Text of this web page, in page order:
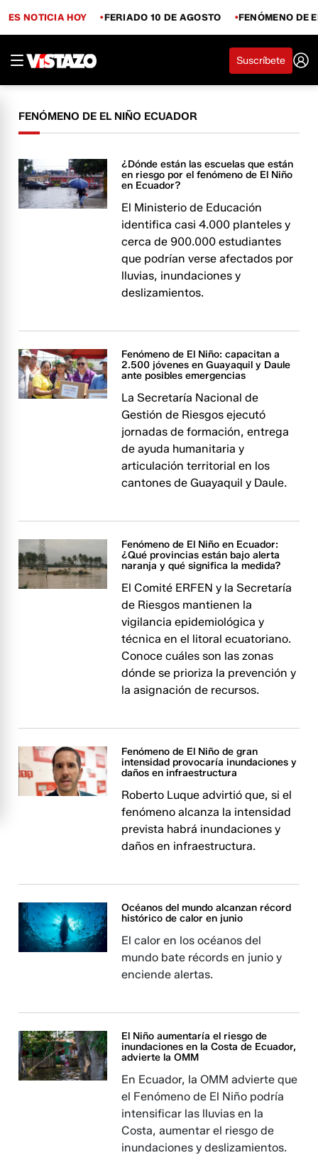
ES NOTICIA HOY FERIADO 10 DE AGOSTO FENÓMENO DE
Suscríbete
FENÓMENO DE EL NIÑO ECUADOR
¿Dónde están las escuelas que están
en riesgo por el fenómeno de El Niño
en Ecuador?
El Ministerio de Educación
identifica casi 4.000 planteles y
cerca de 900.000 estudiantes
que podrían verse afectados por
lluvias, inundaciones y
deslizamientos.
Fenómeno de El Niño: capacitan a
2.500 jóvenes en Guayaquil y Daule
ante posibles emergencias
La Secretaría Nacional de
Gestión de Riesgos ejecutó
jornadas de formación, entrega
de ayuda humanitaria y
articulación territorial en los
cantones de Guayaquil y Daule.
Fenómeno de El Niño en Ecuador:
¿Qué provincias están bajo alerta
naranja y qué significa la medida?
El Comité ERFEN y la Secretaría
de Riesgos mantienen la
vigilancia epidemiológica y
técnica en el litoral ecuatoriano.
Conoce cuáles son las zonas
dónde se prioriza la prevención y
la asignación de recursos.
Fenómeno de El Niño de gran
intensidad provocaría inundaciones y
daños en infraestructura
Roberto Luque advirtió que, si el
fenómeno alcanza la intensidad
prevista habrá inundaciones y
daños en infraestructura.
Océanos del mundo alcanzan récord
histórico de calor en junio
El calor en los océanos del
mundo bate récords en junio y
enciende alertas.
El Niño aumentaría el riesgo de
inundaciones en la Costa de Ecuador,
advierte la OMM
En Ecuador, la OMM advierte que
el Fenómeno de El Niño podría
intensificar las lluvias en la
Costa, aumentar el riesgo de
inundaciones y deslizamientos.